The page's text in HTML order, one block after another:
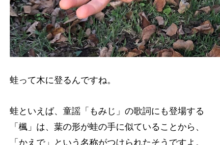
蛙って木に登るんですね。
蛙といえば、童謡「もみじ」の歌詞にも登場する
「楓」は、葉の形が蛙の手に似ていることから、
「かえで」という名称がつけられたそうですよ。